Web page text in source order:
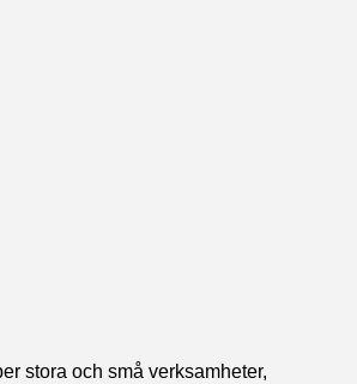
stora och små verksamheter,